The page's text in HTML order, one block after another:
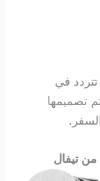
في
تصميمها